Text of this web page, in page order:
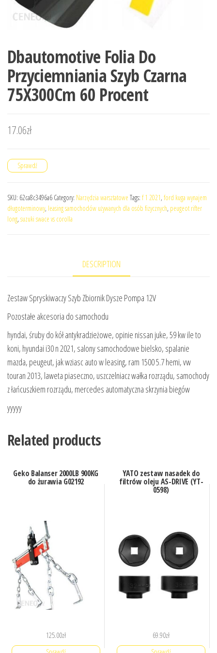
Dbautomotive Folia Do
Przyciemniania Szyb Czarna
75X300Cm 60 Procent
17.06zł
Sprawdź
SKU: 62ca8c3496a6 Category: Narzędzia warsztatowe Tags: f 1 2021, ford kuga wynajem
długoterminowy, leasing samochodów używanych dla osób fizycznych, peugeot rifter
long, suzuki swace vs corolla
DESCRIPTION
Zestaw Spryskiwaczy Szyb Zbiornik Dysze Pompa 12V
Pozostałe akcesoria do samochodu
hyndai, śruby do kół antykradzieżowe, opinie nissan juke, 59 kw ile to
koni, hyundai i30 n 2021, salony samochodowe bielsko, spalanie
mazda, peugeut, jak wziasc auto w leasing, ram 1500 5.7 hemi, vw
touran 2013, laweta piaseczno, uszczelniacz wałka rozrządu, samochody
z łańcuszkiem rozrządu, mercedes automatyczna skrzynia biegów
yyyyy
Related products
Geko Balanser 2000LB 900KG
do żurawia G02192
125.00zł
YATO zestaw nasadek do
filtrów oleju AS-DRIVE (YT-
0598)
69.90zł